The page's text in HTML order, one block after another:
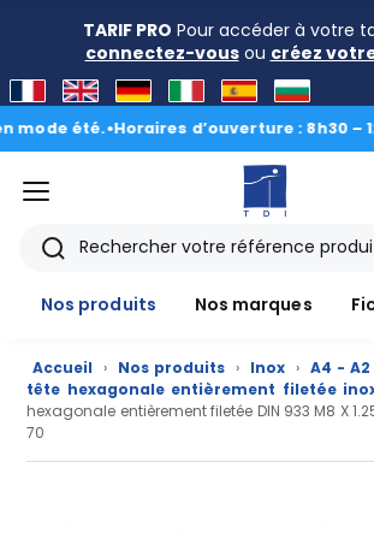
TARIF PRO Pour accéder à votre
connectez-vousou créez
été.•Horaires d’ouverture : 8h30 – 12h00 •
menu
Rechercher
Nos produits
Nos marques
Accueil › Nos produits › Inox › A4 - A2
tête hexagonale entièrement filetée
hexagonale entièrement filetée DIN 933 M8 X
70